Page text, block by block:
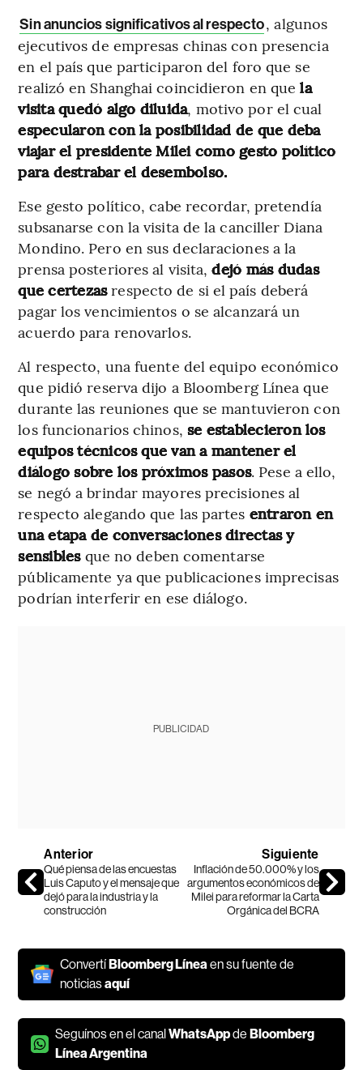
Sin anuncios significativos al respecto, algunos
ejecutivos de empresas chinas con presencia
en el país que participaron del foro que se
realizó en Shanghai coincidieron en quela
visita quedó algo diluida, motivo por el cual
especularon con la posibilidad de que deba
viajar el presidente Milei como gesto político
para destrabar el desembolso.
Ese gesto político, cabe recordar, pretendía
subsanarse con la visita de la canciller Diana
Mondino. Pero en sus declaraciones a la
prensa posteriores al visita,dejó más dudas
que certezasrespecto de si el país deberá
pagar los vencimientos o se alcanzará un
acuerdo para renovarlos.
Al respecto, una fuente del equipo económico
que pidió reserva dijo a Bloomberg Línea que
durante las reuniones que se mantuvieron con
los funcionarios chinos, se establecieron los
equipos técnicos que van a mantener el
diálogo sobre los próximos pasos. Pese a ello,
se negó a brindar mayores precisiones al
respecto alegando que las partes entraron en
una etapa de conversaciones directas y
sensiblesque no deben comentarse
públicamente ya que publicaciones imprecisas
podrían interferir en ese diálogo.
PUBLICIDAD
Anterior
Qué piensa de las encuestas
Luis Caputo y el mensaje que
dejó para la industria y la
construcción
Siguiente
Inflación de 50.000% y los
argumentos económicos de
Milei para reformar la Carta
Orgánica del BCRA
ConvertíBloomberg Línea en su fuente de
noticiasaquí
Seguínos en el canalWhatsAppdeBloomberg
Línea Argentina